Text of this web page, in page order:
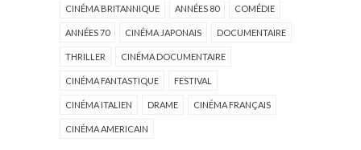
CINÉMA BRITANNIQUE ANNÉES 80 COMÉDIE
ANNÉES 70 CINÉMA JAPONAIS DOCUMENTAIRE
THRILLER CINÉMA DOCUMENTAIRE
CINÉMA FANTASTIQUE FESTIVAL
CINÉMA ITALIEN DRAME CINÉMA FRANÇAIS
CINÉMA AMERICAIN